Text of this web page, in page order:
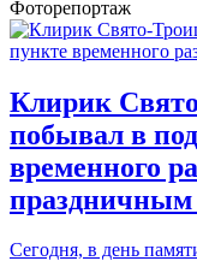
Фоторепортаж
Клирик
побывал в
временного
праздничным
Сегодня, в день